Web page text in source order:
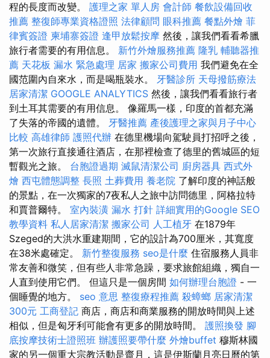
程的長度而改變。 護理之家 單人房 會計師 餐飲設備回收
推薦 整復師專業資格證照 法律顧問 眼科推薦 餐點外燴 菲
律賓簽證 柬埔寨簽證 逢甲放鬆按摩 然後，讓我們看看希臘
旅行者需要的有用信息。 新竹外燴服務推薦 隆乳 輔聽器推
薦 天花板 漏水 緊急處理 居家 搬家公司費用 我們避免在全
國范圍內自來水，而是喝瓶裝水。 牙醫診所 天母撥筋療法
居家清潔 GOOGLE ANALYTICS 然後，讓我們看看旅行者
到土耳其需要的有用信息。 像羅馬一樣，印度的首都充滿
了失落的帝國的遺體。 牙醫推薦 產後護理之家與月子中心
比較 高雄律師 護照代辦 在德里機場向駕駛員打招呼之後，
第一次旅行直接通往酒店，在那裡檢查了德里的舊城區的短
暫觀光之旅。 台胞證過期 滅鼠清潔公司 廚房器具 西式外
燴 西屯體態調整 長照 土葬費用 養老院 了解印度的神話般
的景點，在一次獨家的7夜私人之旅中訪問德里，阿格拉特
和賈普爾特。 室內裝潢 漏水 打針 詳細實用的Google SEO
教學資料 私人居家清潔 搬家公司 人工植牙 在1879年
Szeged的大洪水重建期間，它的設計為700厘米，其寬度
在38米處確定。 新竹整復服務 seo是什麼 住宿服務人員非
常友善和微笑，但有些人非常急躁，要求旅館組織，獨自一
人直到使用它們。 但這只是一個房間 如何辦理台胞證 - 一
個睡覺的地方。 seo 意思 整復療程推薦 殺蟑螂 居家清潔
300元 工商登記 商店，商店和商業服務的開放時間與上述
相似，但是匈牙利可能會有更多的開放時間。 護照換發 腳
底按摩技術士證照班 辦護照要帶什麼 外燴buffet 穆斯林國
家的另一個重大宗教活動是齋月，這是伊斯蘭月亮日曆的第